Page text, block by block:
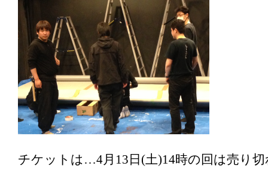
チケットは…4月13日(土)14時の回は売り